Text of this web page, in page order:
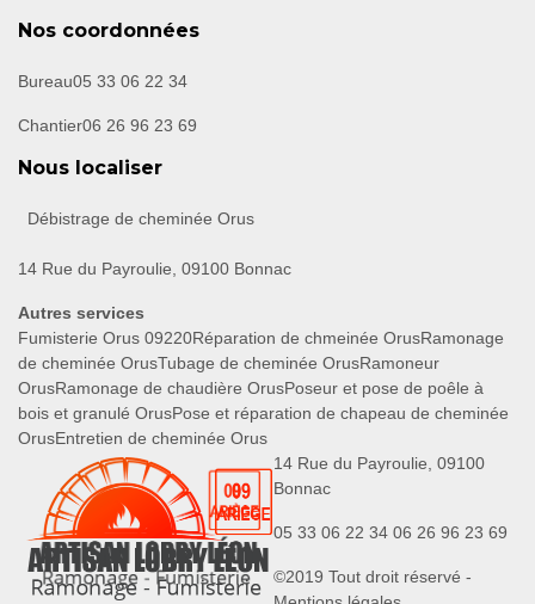
Nos coordonnées
Bureau05 33 06 22 34
Chantier06 26 96 23 69
Nous localiser
Débistrage de cheminée Orus
14 Rue du Payroulie, 09100 Bonnac
Autres services
Fumisterie Orus 09220Réparation de chmeinée OrusRamonage
de cheminée OrusTubage de cheminée OrusRamoneur
OrusRamonage de chaudière OrusPoseur et pose de poêle à
bois et granulé OrusPose et réparation de chapeau de cheminée
OrusEntretien de cheminée Orus
14 Rue du Payroulie, 09100
Bonnac
05 33 06 22 34 06 26 96 23 69
©2019 Tout droit réservé -